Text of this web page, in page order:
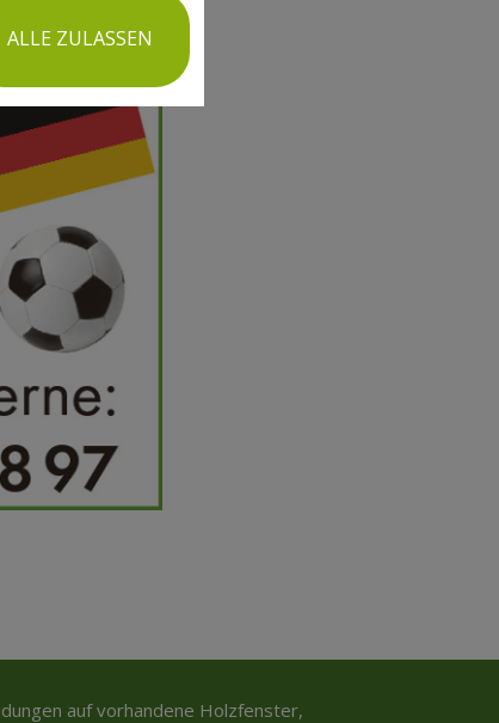
auf vorhandene Holzfenster,
ALLE ZULASSEN